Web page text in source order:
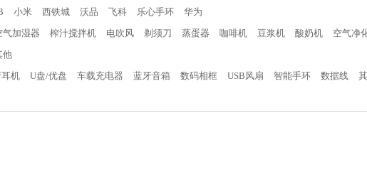
小米 西铁城 沃品 飞科 乐心手环
华为
气加湿器 榨汁搅拌机 电吹风 剃须刀 蒸蛋器 咖啡机 豆浆机 酸奶机 空气净
他
机 U盘/优盘 车载充电器 蓝牙音箱 数码相框 USB风扇 智能手环 数据线